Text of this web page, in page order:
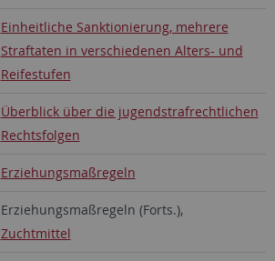
Einheitliche Sanktionierung, mehrere
Straftaten in verschiedenen Alters- und
Reifestufen
Überblick über die jugendstrafrechtlichen
Rechtsfolgen
Erziehungsmaßregeln
Erziehungsmaßregeln (Forts.),
Zuchtmittel